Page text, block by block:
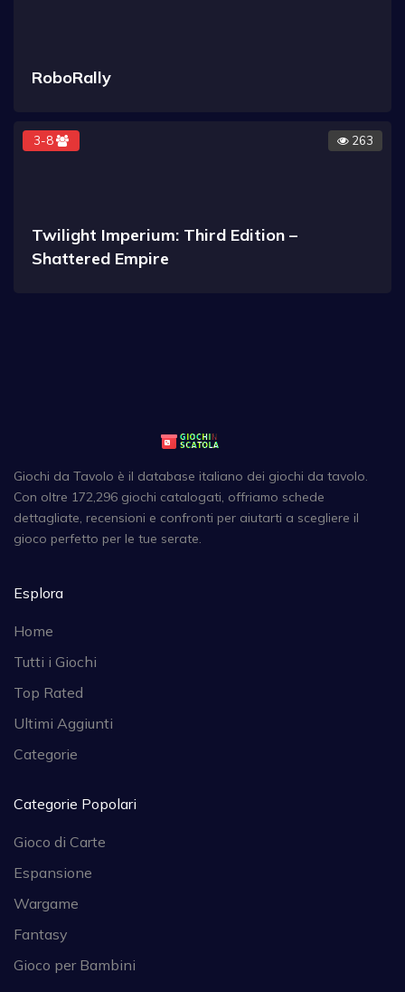
RoboRally
3-8 263
Twilight Imperium: Third Edition –
Shattered Empire
Giochi da Tavolo è il database italiano dei giochi da tavolo.
Con oltre 172,296 giochi catalogati, offriamo schede
dettagliate, recensioni e confronti per aiutarti a scegliere il
gioco perfetto per le tue serate.
Esplora
Home
Tutti i Giochi
Top Rated
Ultimi Aggiunti
Categorie
Categorie Popolari
Gioco di Carte
Espansione
Wargame
Fantasy
Gioco per Bambini